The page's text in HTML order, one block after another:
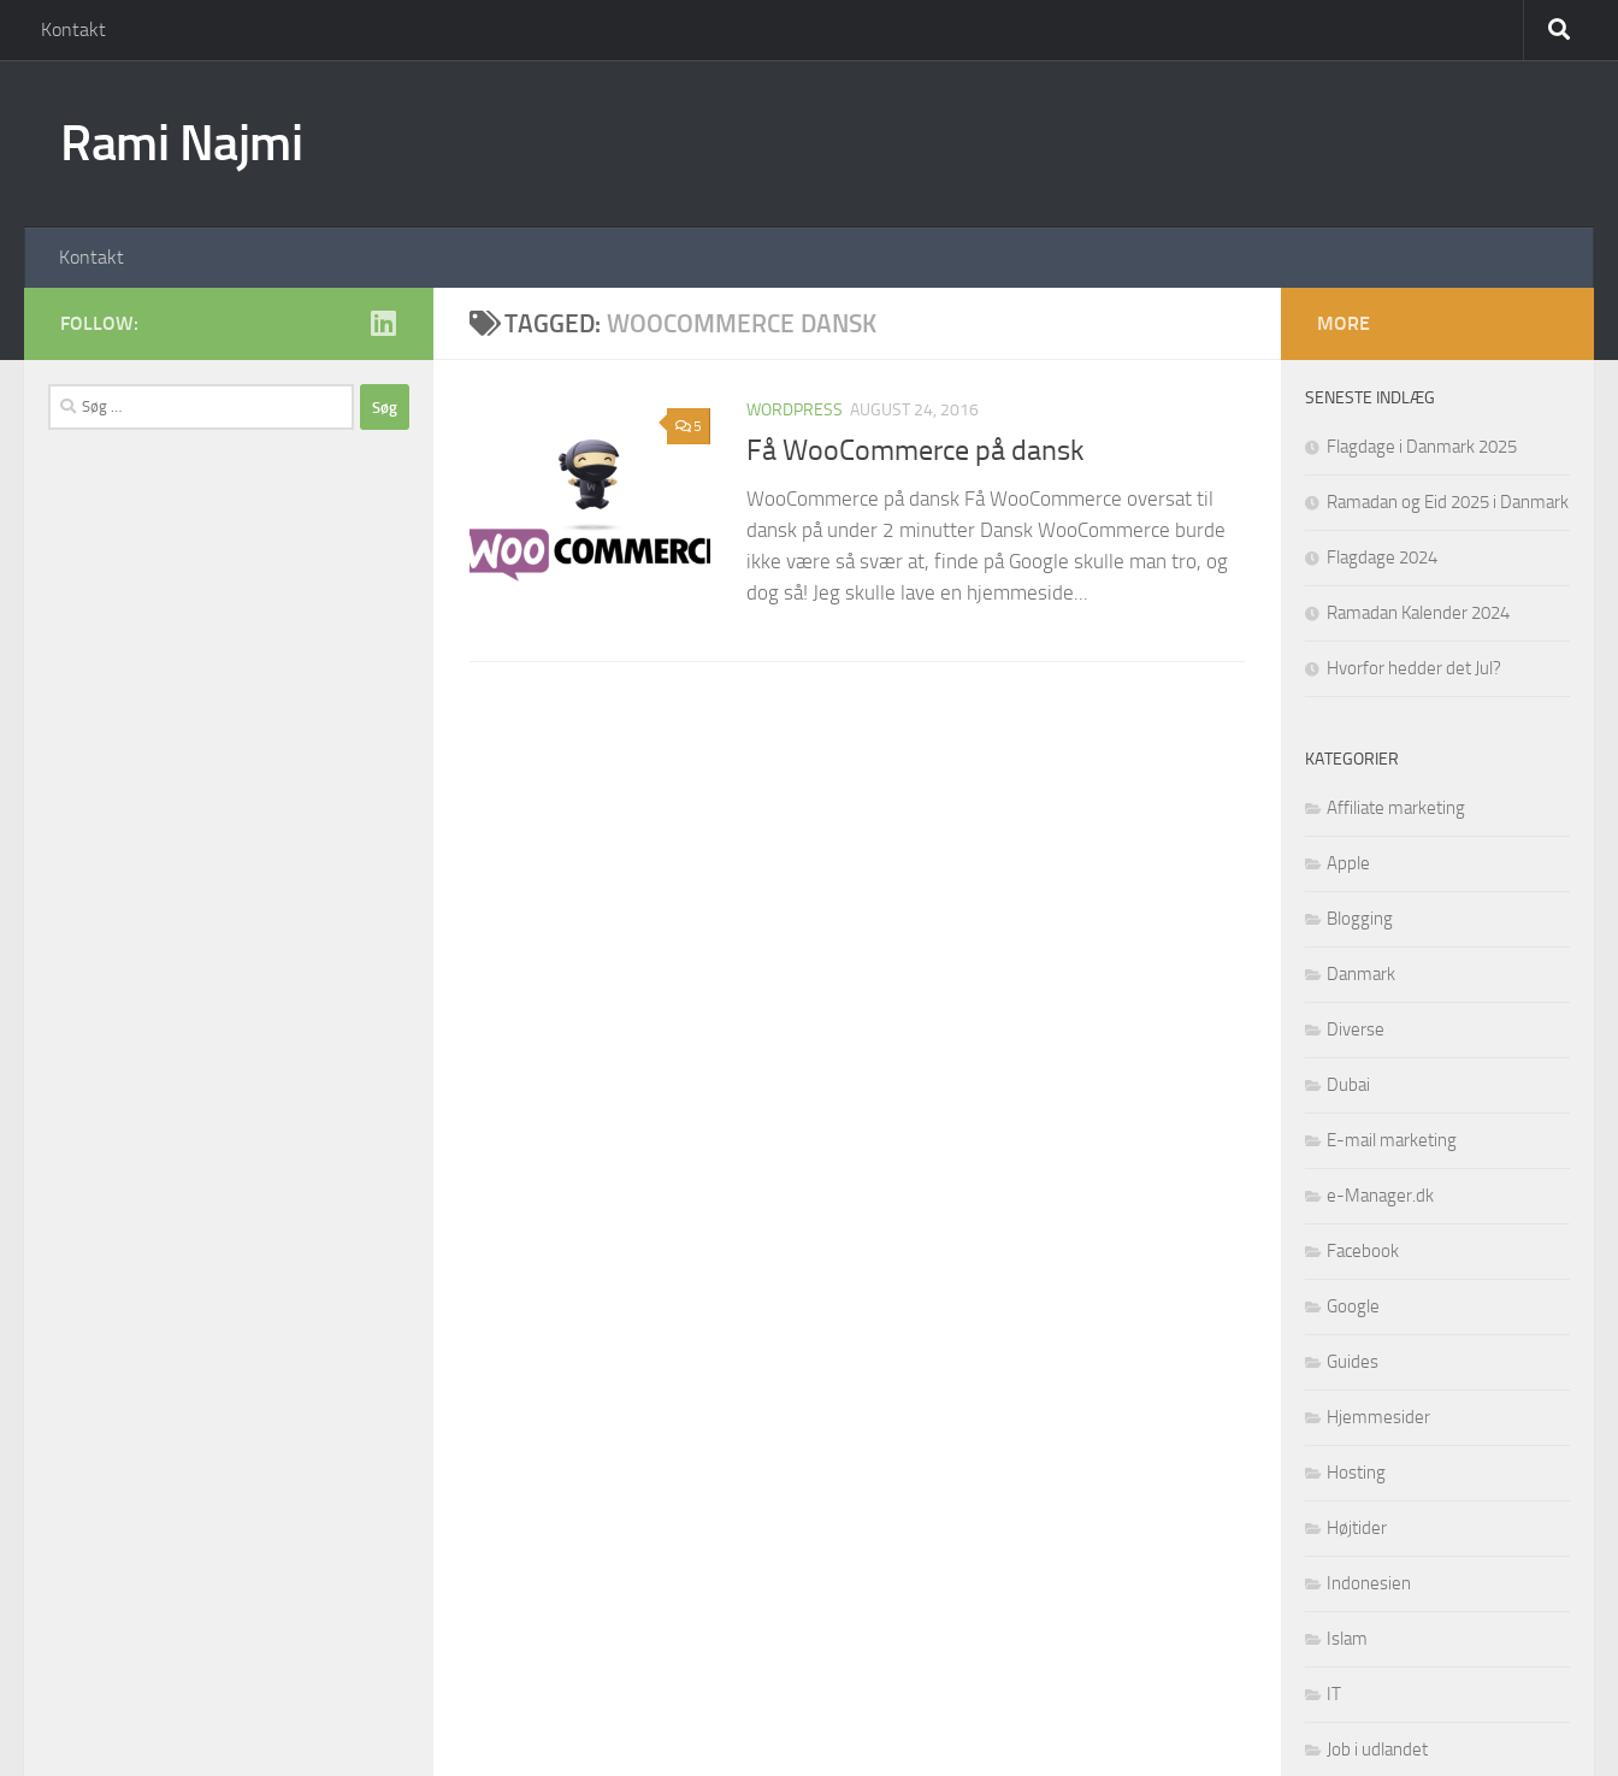
Skip to content
Kontakt
Rami Najmi
Kontakt
TAGGED: WOOCOMMERCE DANSK
5
WORDPRESS AUGUST 24, 2016
Få WooCommerce på dansk
WooCommerce på dansk Få WooCommerce oversat til
dansk på under 2 minutter Dansk WooCommerce burde
ikke være så svær at, finde på Google skulle man tro, og
dog så! Jeg skulle lave en hjemmeside...
FOLLOW:
Søg
efter:
MORE
SENESTE INDLÆG
Flagdage i Danmark 2025
Ramadan og Eid 2025 i Danmark
Flagdage 2024
Ramadan Kalender 2024
Hvorfor hedder det Jul?
KATEGORIER
Affiliate marketing
Apple
Blogging
Danmark
Diverse
Dubai
E-mail marketing
e-Manager.dk
Facebook
Google
Guides
Hjemmesider
Hosting
Højtider
Indonesien
Islam
IT
Job i udlandet